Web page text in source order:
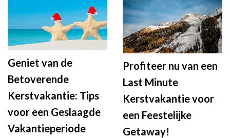
Geniet van de
Betoverende
Kerstvakantie: Tips
voor een Geslaagde
Vakantieperiode
Profiteer nu van een
Last Minute
Kerstvakantie voor
een Feestelijke
Getaway!